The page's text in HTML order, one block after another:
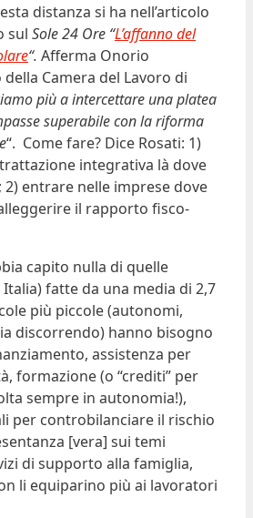
distanza si ha nell’articolo
sul Sole 24 Ore “L’affanno del
“. Afferma Onorio
Camera del Lavoro di
più a intercettare una platea
superabile con la riforma
“. Come fare? Dice Rosati: 1)
integrativa là dove
2) entrare nelle imprese dove
alleggerire il rapporto fisco-
capito nulla di quelle
Italia) fatte da una media di 2,7
più piccole (autonomi,
discorrendo) hanno bisogno
assistenza per
formazione (o “crediti” per
sempre in autonomia!),
per controbilanciare il rischio
[vera] sui temi
di supporto alla famiglia,
li equiparino più ai lavoratori